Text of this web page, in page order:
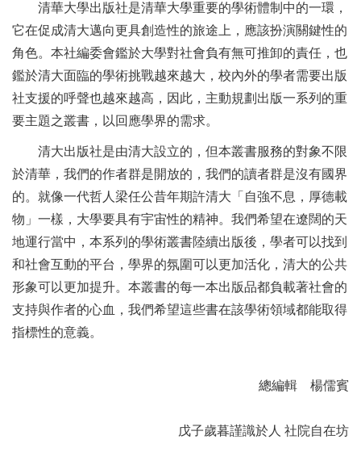
清華大學出版社是清華大學重要的學術體制中的一環，
它在促成清大邁向更具創造性的旅途上，應該扮演關鍵性的
角色。本社編委會鑑於大學對社會負有無可推卸的責任，也
鑑於清大面臨的學術挑戰越來越大，校內外的學者需要出版
社支援的呼聲也越來越高，因此，主動規劃出版一系列的重
要主題之叢書，以回應學界的需求。
清大出版社是由清大設立的，但本叢書服務的對象不限
於清華，我們的作者群是開放的，我們的讀者群是沒有國界
的。就像一代哲人梁任公昔年期許清大「自強不息，厚德載
物」一樣，大學要具有宇宙性的精神。我們希望在遼闊的天
地運行當中，本系列的學術叢書陸續出版後，學者可以找到
和社會互動的平台，學界的氛圍可以更加活化，清大的公共
形象可以更加提升。本叢書的每一本出版品都負載著社會的
支持與作者的心血，我們希望這些書在該學術領域都能取得
指標性的意義。
總編輯 楊儒賓
戊子歲暮謹識於人 社院自在坊